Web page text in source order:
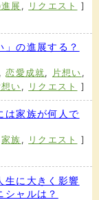
展 , リクエスト ]
」の進展する？
,恋愛成就, 片想い ,
い, リクエスト ]
は家族が何人で
家族 , リクエスト ]
生に大きく影響
シャルは？